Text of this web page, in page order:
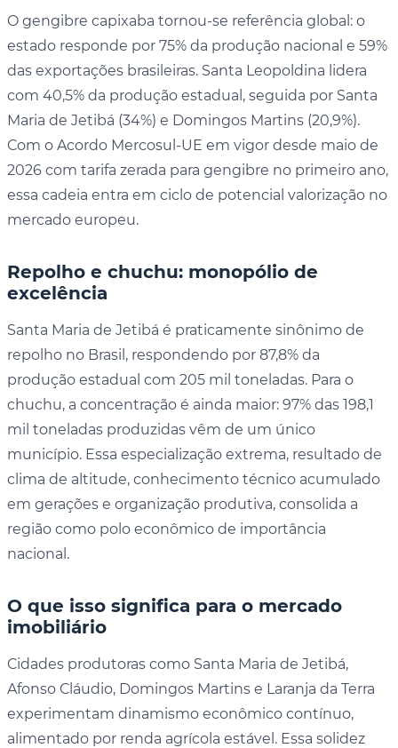
O gengibre capixaba tornou-se referência global: o
estado responde por 75% da produção nacional e 59%
das exportações brasileiras. Santa Leopoldina lidera
com 40,5% da produção estadual, seguida por Santa
Maria de Jetibá (34%) e Domingos Martins (20,9%).
Com o Acordo Mercosul-UE em vigor desde maio de
2026 com tarifa zerada para gengibre no primeiro ano,
essa cadeia entra em ciclo de potencial valorização no
mercado europeu.
Repolho e chuchu: monopólio de
excelência
Santa Maria de Jetibá é praticamente sinônimo de
repolho no Brasil, respondendo por 87,8% da
produção estadual com 205 mil toneladas. Para o
chuchu, a concentração é ainda maior: 97% das 198,1
mil toneladas produzidas vêm de um único
município. Essa especialização extrema, resultado de
clima de altitude, conhecimento técnico acumulado
em gerações e organização produtiva, consolida a
região como polo econômico de importância
nacional.
O que isso significa para o mercado
imobiliário
Cidades produtoras como Santa Maria de Jetibá,
Afonso Cláudio, Domingos Martins e Laranja da Terra
experimentam dinamismo econômico contínuo,
alimentado por renda agrícola estável. Essa solidez